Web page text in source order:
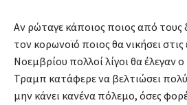
Αν ρώταγε κάποιος ποιος από τους
τον κορωνοϊό ποιος θα νικήσει στις
Νοεμβρίου πολλοί λίγοι θα έλεγαν
Τραμπ κατάφερε να βελτιώσει
μην κάνει κανένα πόλεμο, όσες